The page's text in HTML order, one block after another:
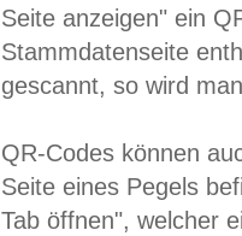
Seite anzeigen" ein
Stammdatenseite
gescannt, so wird
QR-Codes können
Seite eines Pegels
Tab öffnen", welcher